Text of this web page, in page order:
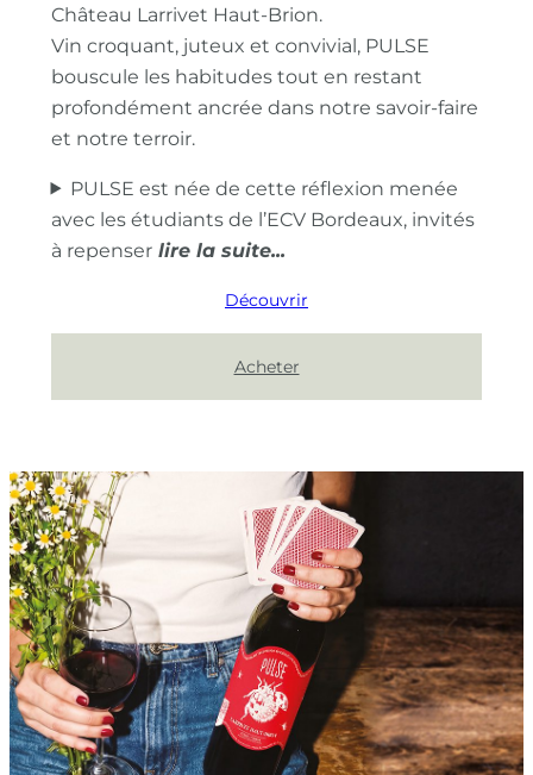
Château Larrivet Haut-Brion.
Vin croquant, juteux et convivial, PULSE
bouscule les habitudes tout en restant
profondément ancrée dans notre savoir-faire
et notre terroir.
PULSE est née de cette réflexion menée
avec les étudiants de l’ECV Bordeaux, invités
à repenser
Découvrir
Acheter